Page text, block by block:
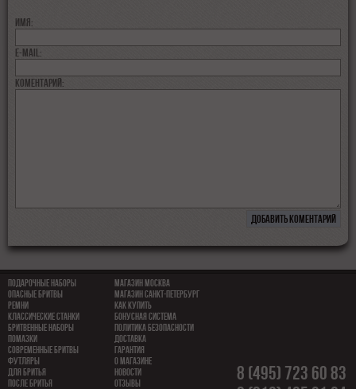
Имя:
E-MAIL:
коментарий:
Подарочные наборы
Опасные бритвы
Ремни
Классические станки
Бритвенные наборы
Помазки
Современные бритвы
Футляры
Для бритья
После бритья
Магазин Москва
Магазин Санкт-Петербург
Как купить
Бонусная система
Политика безопасности
Доставка
Гарантия
О магазине
Новости
Отзывы
8 (495) 723 60 83